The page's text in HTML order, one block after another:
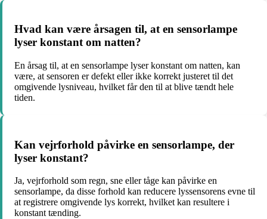
Hvad kan være årsagen til, at en sensorlampe
lyser konstant om natten?
En årsag til, at en sensorlampe lyser konstant om natten, kan
være, at sensoren er defekt eller ikke korrekt justeret til det
omgivende lysniveau, hvilket får den til at blive tændt hele
tiden.
Kan vejrforhold påvirke en sensorlampe, der
lyser konstant?
Ja, vejrforhold som regn, sne eller tåge kan påvirke en
sensorlampe, da disse forhold kan reducere lyssensorens evne til
at registrere omgivende lys korrekt, hvilket kan resultere i
konstant tænding.